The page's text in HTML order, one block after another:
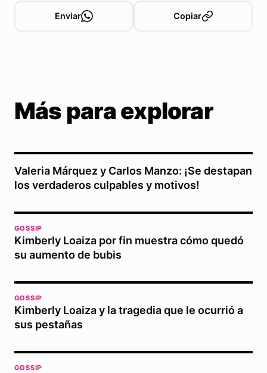
Enviar Copiar
Más para explorar
Valeria Márquez y Carlos Manzo: ¡Se destapan
los verdaderos culpables y motivos!
GOSSIP
Kimberly Loaiza por fin muestra cómo quedó
su aumento de bubis
GOSSIP
Kimberly Loaiza y la tragedia que le ocurrió a
sus pestañas
GOSSIP